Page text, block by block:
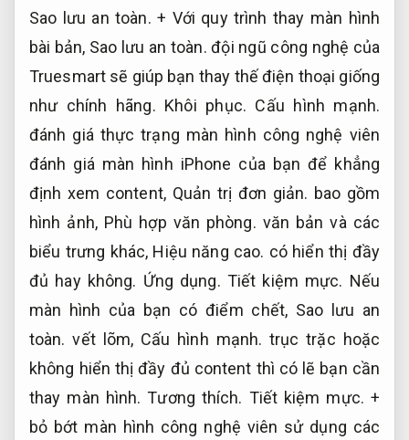
Sao lưu an toàn. + Với quy trình thay màn hình
bài bản, Sao lưu an toàn. đội ngũ công nghệ của
Truesmart sẽ giúp bạn thay thế điện thoại giống
như chính hãng. Khôi phục. Cấu hình mạnh.
đánh giá thực trạng màn hình công nghệ viên
đánh giá màn hình iPhone của bạn để khẳng
định xem content, Quản trị đơn giản. bao gồm
hình ảnh, Phù hợp văn phòng. văn bản và các
biểu trưng khác, Hiệu năng cao. có hiển thị đầy
đủ hay không. Ứng dụng. Tiết kiệm mực. Nếu
màn hình của bạn có điểm chết, Sao lưu an
toàn. vết lõm, Cấu hình mạnh. trục trặc hoặc
không hiển thị đầy đủ content thì có lẽ bạn cần
thay màn hình.Tương thích. Tiết kiệm mực. +
bỏ bớt màn hình công nghệ viên sử dụng các